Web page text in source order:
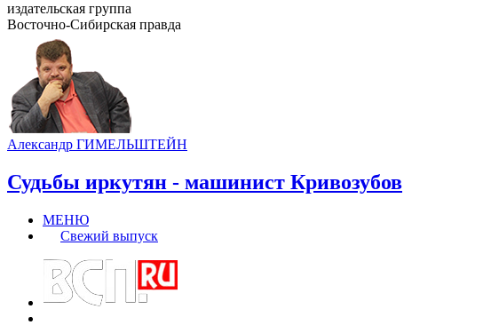
издательская группа
Восточно-Сибирская правда
Александр ГИМЕЛЬШТЕЙН
Судьбы иркутян - машинист Кривозубов
МЕНЮ
Свежий выпуск